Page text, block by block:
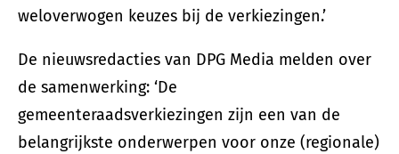
weloverwogen keuzes bij de verkiezingen.’
De nieuwsredacties van DPG Media melden over
de samenwerking: ‘De
gemeenteraadsverkiezingen zijn een van de
belangrijkste onderwerpen voor onze (regionale)